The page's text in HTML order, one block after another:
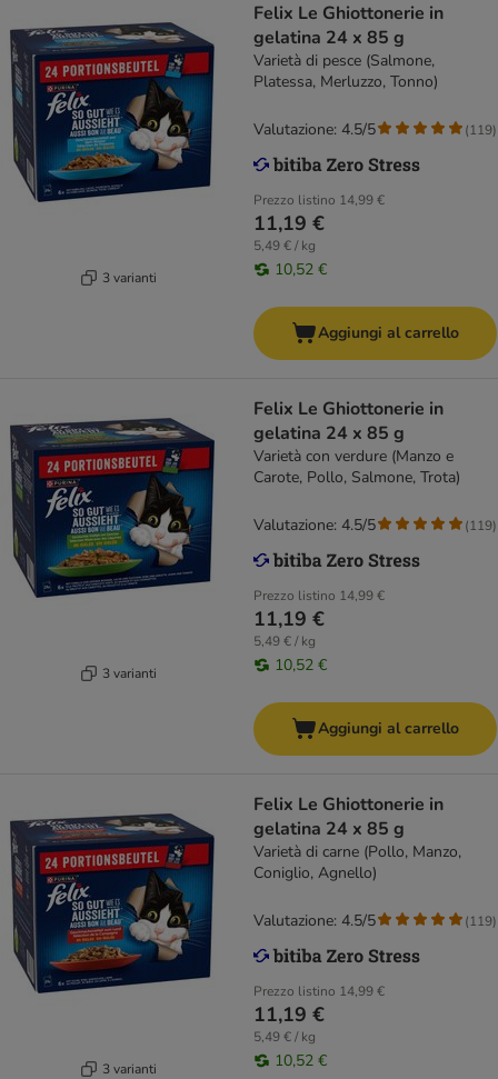
3 varianti
Felix Le Ghiottonerie in
gelatina 24 x 85 g
Varietà di pesce (Salmone,
Platessa, Merluzzo, Tonno)
Prezzo listino 14,99 €
11,19 €
5,49 € / kg
10,52 €
Valutazione: 4.5/5 (119)
Aggiungi al carrello
3 varianti
Felix Le Ghiottonerie in
gelatina 24 x 85 g
Varietà con verdure (Manzo e
Carote, Pollo, Salmone, Trota)
Prezzo listino 14,99 €
11,19 €
5,49 € / kg
10,52 €
Valutazione: 4.5/5 (119)
Aggiungi al carrello
3 varianti
Felix Le Ghiottonerie in
gelatina 24 x 85 g
Varietà di carne (Pollo, Manzo,
Coniglio, Agnello)
Prezzo listino 14,99 €
11,19 €
5,49 € / kg
10,52 €
Valutazione: 4.5/5 (119)